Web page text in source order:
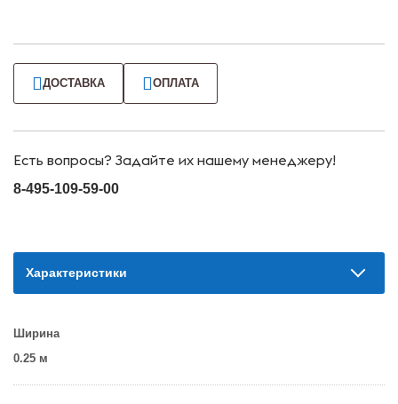
ДОСТАВКА ОПЛАТА
Есть вопросы? Задайте их нашему менеджеру!
8-495-109-59-00
Характеристики
Ширина
0.25 м